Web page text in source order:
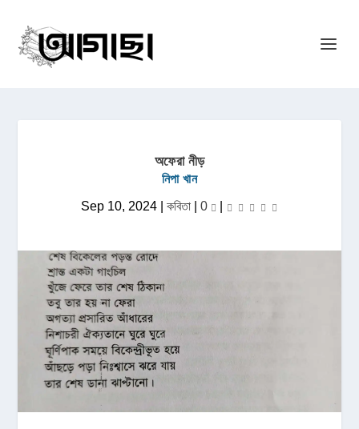
অফেরা নীড়
নিপা খান
Sep 10, 2024| কবিতা| 0